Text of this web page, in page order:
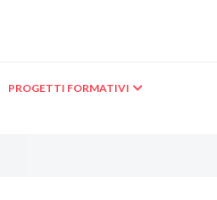
PROGETTI FORMATIVI